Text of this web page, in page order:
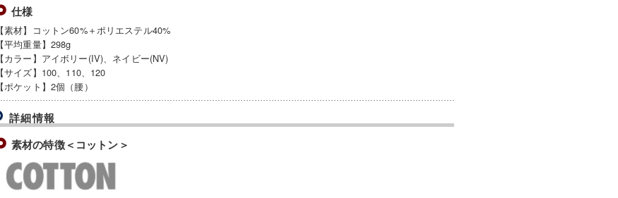
仕様
【素材】コットン60%＋ポリエステル40%
【平均重量】298g
【カラー】アイボリー(IV)、ネイビー(NV)
【サイズ】100、110、120
【ポケット】2個（腰）
詳細情報
素材の特徴＜コットン＞